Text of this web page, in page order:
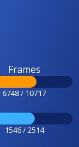
Frames
6748 / 10717
1546 / 2514